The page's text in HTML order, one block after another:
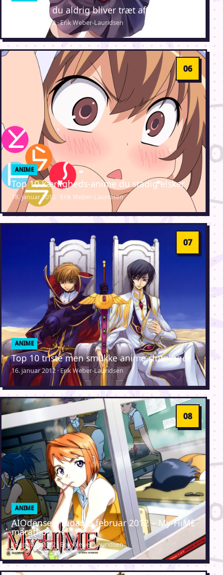
25 anime du aldrig bliver træt af at se
24. januar 2012 · Erik Weber-Lauridsen
ANIME
Top 10 kærligheds-anime du stadig elsker
18. januar 2012 · Erik Weber-Lauridsen
ANIME
Top 10 triste men smukke anime slutninger
16. januar 2012 · Erik Weber-Lauridsen
ANIME
AIOdense: Fredag 3 februar 2012 – My-HiME
marathon
13. januar 2012 · Erik Weber-Lauridsen